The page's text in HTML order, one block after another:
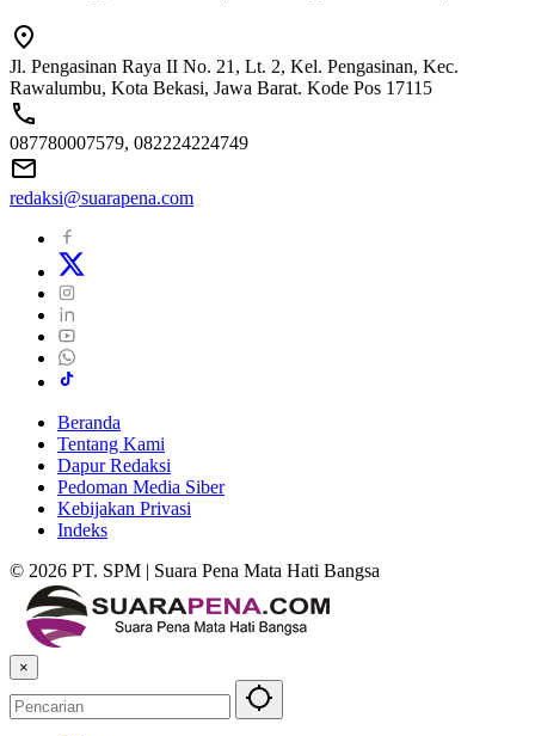
Jl. Pengasinan Raya II No. 21, Lt. 2, Kel. Pengasinan, Kec.
Rawalumbu, Kota Bekasi, Jawa Barat. Kode Pos 17115
087780007579, 082224224749
redaksi@suarapena.com
Beranda
Tentang Kami
Dapur Redaksi
Pedoman Media Siber
Kebijakan Privasi
Indeks
© 2026 PT. SPM | Suara Pena Mata Hati Bangsa
×